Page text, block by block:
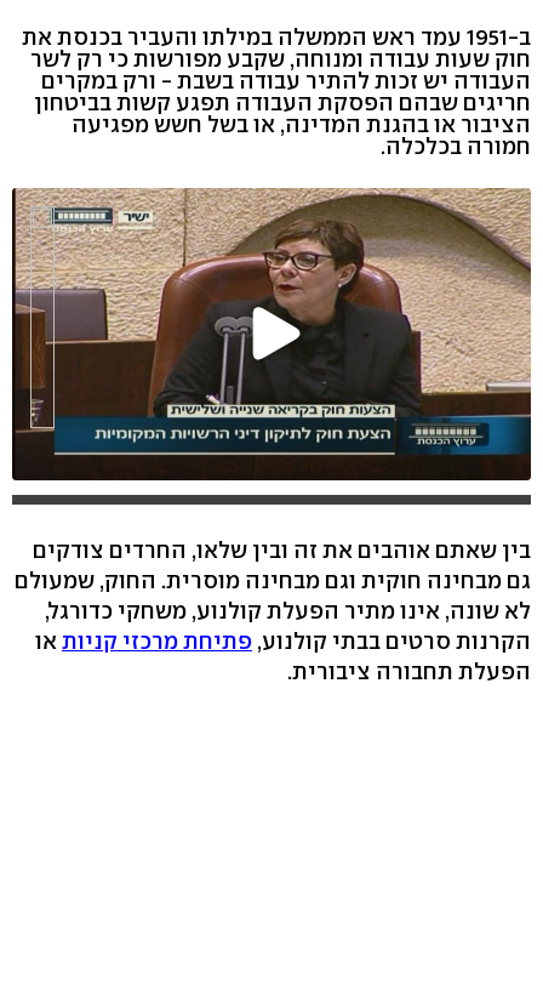
ב-1951 עמד ראש הממשלה במילתו והעביר בכנסת את
חוק שעות עבודה ומנוחה, שקבע מפורשות כי רק לשר
העבודה יש זכות להתיר עבודה בשבת - ורק במקרים
חריגים שבהם הפסקת העבודה תפגע קשות בביטחון
הציבור או בהגנת המדינה, או בשל חשש מפגיעה
חמורה בכלכלה.
בין שאתם אוהבים את זה ובין שלאו, החרדים צודקים
גם מבחינה חוקית וגם מבחינה מוסרית. החוק, שמעולם
לא שונה, אינו מתיר הפעלת קולנוע, משחקי כדורגל,
הקרנות סרטים בבתי קולנוע, פתיחת מרכזי קניותאו
הפעלת תחבורה ציבורית.